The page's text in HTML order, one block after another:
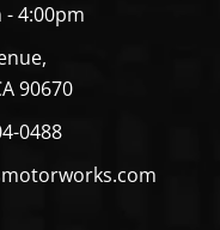
- 4:00pm
90670
0488